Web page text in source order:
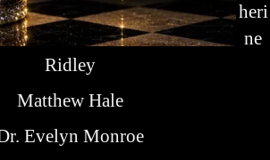
heri
ne
Ridley
Matthew Hale
Evelyn Monroe